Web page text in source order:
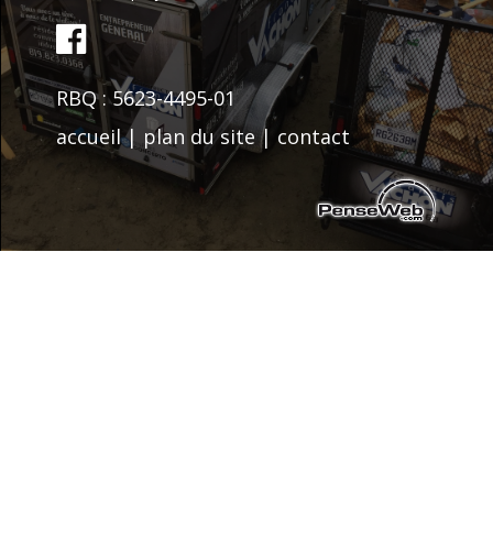
RBQ : 5623-4495-01
accueil| plan du site| contact